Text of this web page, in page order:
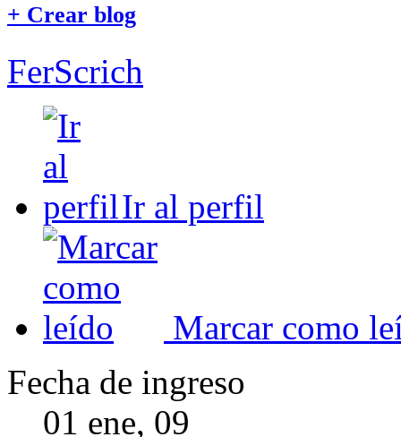
+ Crear blog
FerScrich
Ir al perfil
Marcar como
Fecha de ingreso
01 ene, 09